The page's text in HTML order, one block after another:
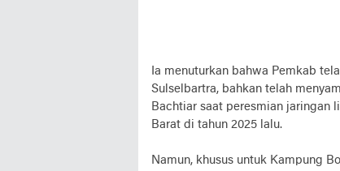
Ia menuturkan bahwa Pemkab
Sulselbartra, bahkan telah
Bachtiar saat peresmian jaringan
Barat di tahun 2025 lalu.
Namun, khusus untuk Kampung